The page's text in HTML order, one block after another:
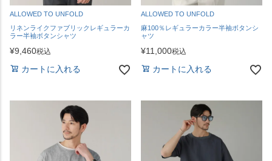
ALLOWED TO UNFOLD
リネンライクファブリックレギュラーカ
ラー半袖ボタンシャツ
¥9,460税込
カートに入れる
ALLOWED TO UNFOLD
麻100％レギュラーカラー半袖ボタンシ
ャツ
¥11,000税込
カートに入れる